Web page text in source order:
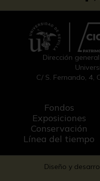
Dirección
C/ S. Fernando, 4,
Fondos
Exposiciones
Conservación
Línea del tiempo
Diseño y